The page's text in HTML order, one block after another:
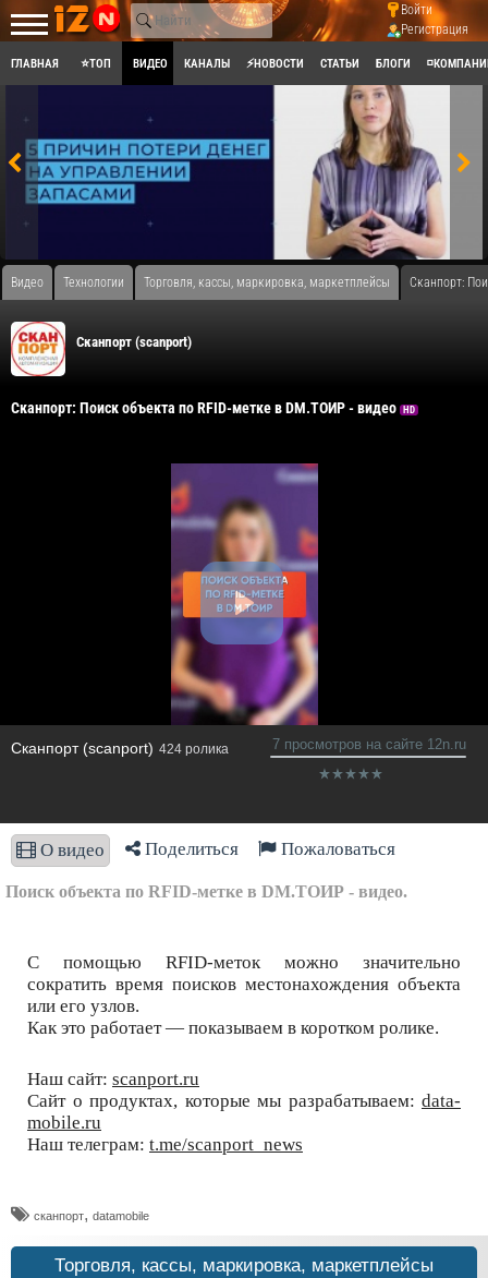
Войти
Регистрация
ГЛАВНАЯ ⭐ТОП ВИДЕО КАНАЛЫ ⚡НОВОСТИ СТАТЬИ БЛОГИ
Видео Технологии Торговля, кассы, маркировка, маркетплейсы Сканпорт:
Сканпорт (scanport)
Сканпорт: Поиск объекта по RFID-метке в DM.ТОИР - видео HD
Сканпорт (scanport) 424 ролика 7 просмотров на сайте 12n.ru
О видео Поделиться Пожаловаться
Поиск объекта по RFID-метке в DM.ТОИР - видео.
С помощью RFID-меток можно значительно
сократить время поисков местонахождения объекта
или его узлов.
Как это работает — показываем в коротком ролике.
Наш сайт: scanport.ru
Сайт о продуктах, которые мы разрабатываем: data-
mobile.ru
Наш телеграм: t.me/scanport_news
сканпорт, datamobile
Торговля, кассы, маркировка, маркетплейсы